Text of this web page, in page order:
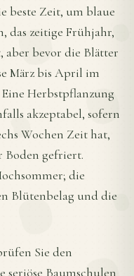
beste Zeit, um blaue
das zeitige Frühjahr,
aber bevor die Blätter
März bis April im
Herbstpflanzung
akzeptabel, sofern
Wochen Zeit hat,
Boden gefriert.
die
Blütenbelag und die
Sie den
seriöse Baumschulen